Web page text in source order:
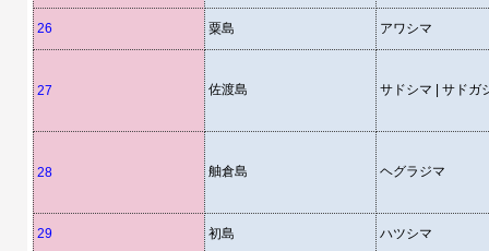
26 粟島 アワシマ
27 佐渡島 サドシマ | サドガ
28 舳倉島 ヘグラジマ
29 初島 ハツシマ